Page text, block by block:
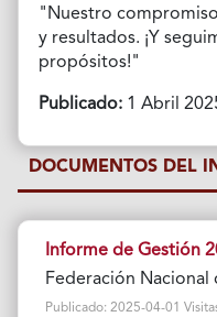
"Nuestro
y resultados. ¡Y
propósitos!"
Publicado:1 Abril
DOCUMENTOS DEL
Informe de Gestión
Federación
Publicado: 2025-04-01